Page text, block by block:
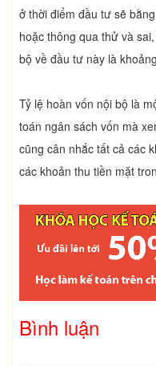
ở thời điểm đầu tư sẽ
hoặc thông qua thử và
bộ về đầu tư này là
Tỷ lệ hoàn vốn nội bộ là
toán ngân sách vốn mà
cũng cân nhắc tất cả các
các khoản thu tiền mặt
Bình luận